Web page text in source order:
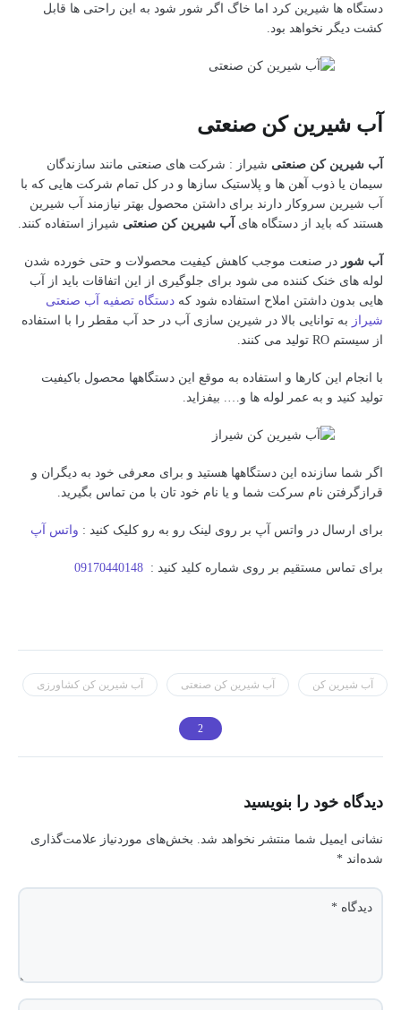
دستگاه ها شیرین کرد اما خاگ اگر شور شود به این راحتی ها قابل
کشت دیگر نخواهد بود.
آب شیرین کن صنعتی
آب شیرین کن صنعتی شیراز : شرکت های صنعتی مانند سازندگان
سیمان یا ذوب آهن ها و پلاستیک سازها و در کل تمام شرکت هایی که با
آب شیرین سروکار دارند برای داشتن محصول بهتر نیازمند آب شیرین
هستند که باید از دستگاه های آب شیرین کن صنعتی شیراز استفاده کنند.
آب شور در صنعت موجب کاهش کیفیت محصولات و حتی خورده شدن
لوله های خنک کننده می شود برای جلوگیری از این اتفاقات باید از آب
هایی بدون داشتن املاح استفاده شود که دستگاه تصفیه آب صنعتی
شیراز به توانایی بالا در شیرین سازی آب در حد آب مقطر را با استفاده
از سیستم RO تولید می کنند.
با انجام این کارها و استفاده به موقع این دستگاهها محصول باکیفیت
تولید کنید و به عمر لوله ها و…. بیفزاید.
اگر شما سازنده این دستگاهها هستید و برای معرفی خود به دیگران و
قرازگرفتن نام سرکت شما و یا نام خود تان با من تماس بگیرید.
برای ارسال در واتس آپ بر روی لینک رو به رو کلیک کنید : واتس آپ
برای تماس مستقیم بر روی شماره کلید کنید : 09170440148
آب شیرین کن آب شیرین کن صنعتی آب شیرین کن کشاورزی
دیدگاه خود را بنویسید
نشانی ایمیل شما منتشر نخواهد شد.
بخش‌های موردنیاز علامت‌گذاری
شده‌اند *